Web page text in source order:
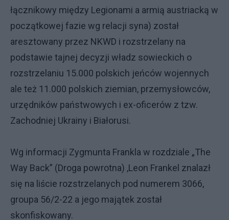
łącznikowy między Legionami a armią austriacką w
początkowej fazie wg relacji syna) został
aresztowany przez NKWD i rozstrzelany na
podstawie tajnej decyzji władz sowieckich o
rozstrzelaniu 15.000 polskich jeńców wojennych
ale też 11.000 polskich ziemian, przemysłowców,
urzędników państwowych i ex-oficerów z tzw.
Zachodniej Ukrainy i Białorusi.
Wg informacji Zygmunta Frankla w rozdziale „The
Way Back” (Droga powrotna) ,Leon Frankel znalazł
się na liście rozstrzelanych pod numerem 3066,
groupa 56/2-22 a jego majątek został
skonfiskowany.